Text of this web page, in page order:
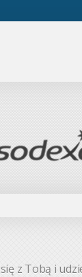
z Tobą i